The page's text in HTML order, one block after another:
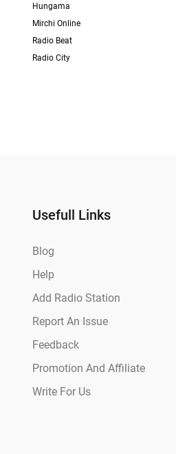
Hungama
Mirchi Online
Radio Beat
Radio City
Usefull Links
Blog
Help
Add Radio Station
Report An Issue
Feedback
Promotion And Affiliate
Write For Us